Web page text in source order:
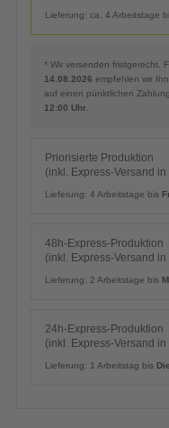
Lieferung: ca. 4 Arbeitstage
* Wir versenden fristgerecht.
14.08.2026 empfehlen wir
auf einen pünktlichen
12:00 Uhr
Priorisierte Produktion
(inkl. Express-Versand in
Lieferung: 4 Arbeitstage bis
48h-Express-Produktion
(inkl. Express-Versand in
Lieferung: 2 Arbeitstage bis
24h-Express-Produktion
(inkl. Express-Versand in
Lieferung: 1 Arbeitstag bis